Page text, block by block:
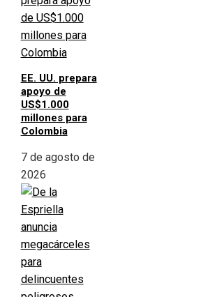
EE. UU. prepara
apoyo de
US$1.000
millones para
Colombia
7 de agosto de
2026